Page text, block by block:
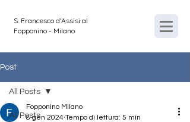
S. Francesco d'Assisi al
Fopponino - Milano
Post
All Posts
All Posts
Fopponino Milano
8 gen 2024 Tempo di lettura: 5 min